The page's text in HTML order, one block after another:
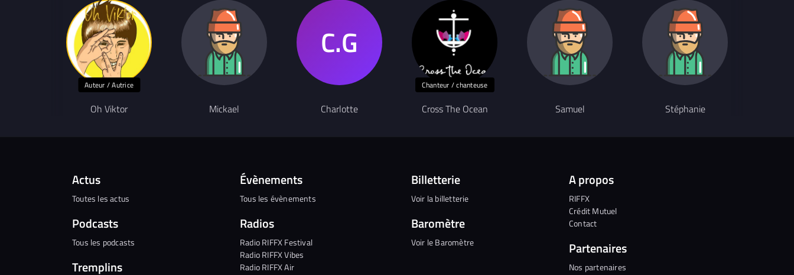
Auteur / Autrice
Oh Viktor Mickael Charlotte
Chanteur / chanteuse
Cross The Ocean Samuel Stéphanie
Actus
Toutes les actus
Podcasts
Tous les podcasts
Tremplins
Évènements
Tous les évènements
Radios
Radio RIFFX Festival
Radio RIFFX Vibes
Radio RIFFX Air
Billetterie
Voir la billetterie
Baromètre
Voir le Baromètre
A propos
RIFFX
Crédit Mutuel
Contact
Partenaires
Nos partenaires